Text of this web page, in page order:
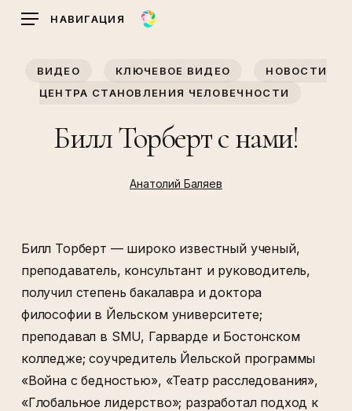
Skip
content
НАВИГАЦИЯ
ВИДЕО КЛЮЧЕВОЕ ВИДЕО
НОВОСТИ
ЦЕНТРА СТАНОВЛЕНИЯ ЧЕЛОВЕЧНОСТИ
Билл Торберт с нами!
Анатолий Баляев
Билл Торберт — широко известный ученый,
преподаватель, консультант и руководитель,
получил степень бакалавра и доктора
философии в Йельском университете;
преподавал в SMU, Гарварде и Бостонском
колледже; соучредитель Йельской программы
«Война с бедностью», «Театр расследования»,
«Глобальное лидерство»; разработал подход к